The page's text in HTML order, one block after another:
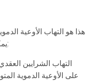
هذا هو التهاب الأوعية
يمكن أن تسبب التهاب كبيبات الكلى:
التهاب الشرايين
على الأوعية الدموية